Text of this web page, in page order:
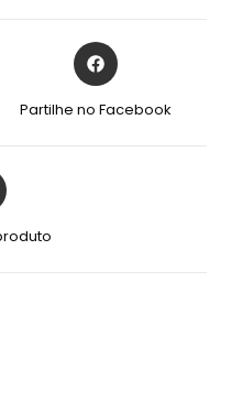
Partilhe no Facebook